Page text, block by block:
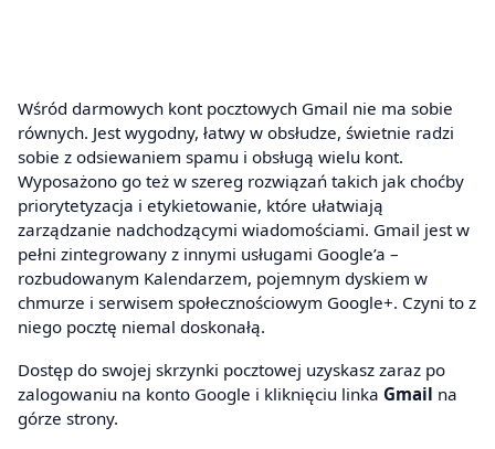
Wśród darmowych kont pocztowych Gmail nie ma sobie
równych. Jest wygodny, łatwy w obsłudze, świetnie radzi
sobie z odsiewaniem spamu i obsługą wielu kont.
Wyposażono go też w szereg rozwiązań takich jak choćby
priorytetyzacja i etykietowanie, które ułatwiają
zarządzanie nadchodzącymi wiadomościami. Gmail jest w
pełni zintegrowany z innymi usługami Google’a –
rozbudowanym Kalendarzem, pojemnym dyskiem w
chmurze i serwisem społecznościowym Google+. Czyni to z
niego pocztę niemal doskonałą.
Dostęp do swojej skrzynki pocztowej uzyskasz zaraz po
zalogowaniu na konto Google i kliknięciu linka Gmail na
górze strony.